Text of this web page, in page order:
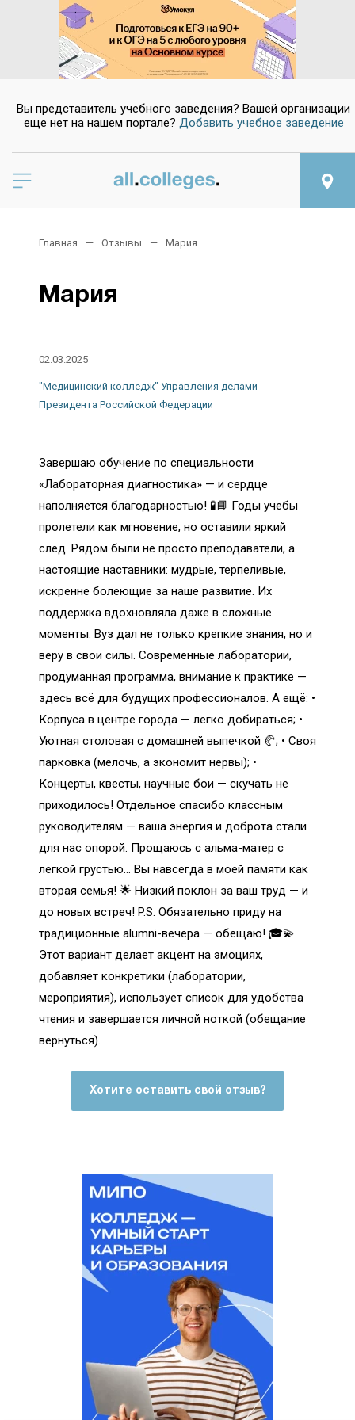
Вы представитель учебного заведения? Вашей организации
еще нет на нашем портале? Добавить учебное заведение
Главная Отзывы Мария
Мария
02.03.2025
"Медицинский колледж" Управления делами
Президента Российской Федерации
Завершаю обучение по специальности
«Лабораторная диагностика» — и сердце
наполняется благодарностью! 🧪📘 Годы учебы
пролетели как мгновение, но оставили яркий
след. Рядом были не просто преподаватели, а
настоящие наставники: мудрые, терпеливые,
искренне болеющие за наше развитие. Их
поддержка вдохновляла даже в сложные
моменты. Вуз дал не только крепкие знания, но и
веру в свои силы. Современные лаборатории,
продуманная программа, внимание к практике —
здесь всё для будущих профессионалов. А ещё: •
Корпуса в центре города — легко добираться; •
Уютная столовая с домашней выпечкой 🥐; • Своя
парковка (мелочь, а экономит нервы); •
Концерты, квесты, научные бои — скучать не
приходилось! Отдельное спасибо классным
руководителям — ваша энергия и доброта стали
для нас опорой. Прощаюсь с альма-матер с
легкой грустью… Вы навсегда в моей памяти как
вторая семья! 🌟 Низкий поклон за ваш труд — и
до новых встреч! P.S. Обязательно приду на
традиционные alumni-вечера — обещаю! 🎓💫
Этот вариант делает акцент на эмоциях,
добавляет конкретики (лаборатории,
мероприятия), использует список для удобства
чтения и завершается личной ноткой (обещание
вернуться).
Хотите оставить свой отзыв?